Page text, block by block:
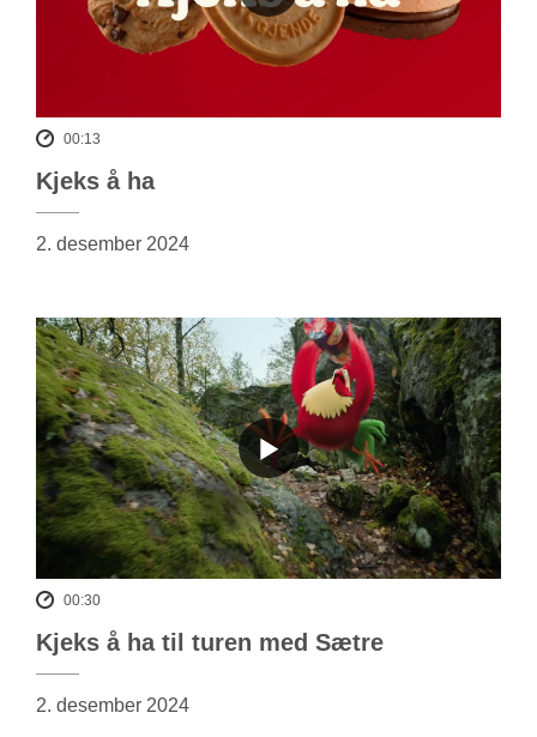
00:13
Kjeks å ha
2. desember 2024
00:30
Kjeks å ha til turen med Sætre
2. desember 2024